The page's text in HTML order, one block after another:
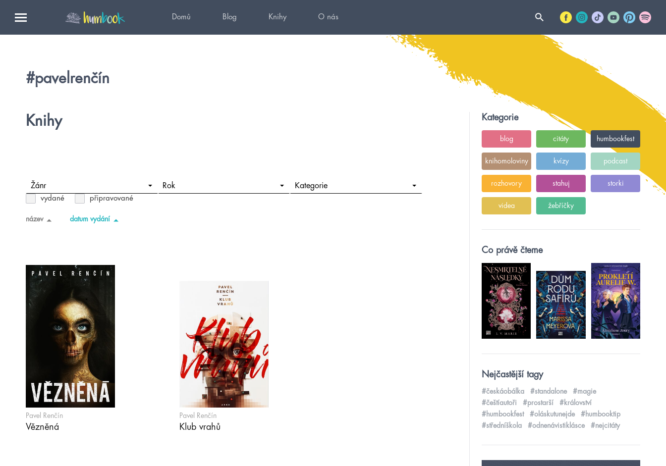
Domů Blog Knihy O nás
#pavelrenčín
Knihy
Žánr Rok Kategorie
vydané připravované
název datum vydání
Pavel Renčín
Vězněná
Pavel Renčín
Klub vrahů
Kategorie
blog citáty humbookfest
knihomoloviny kvízy podcast
rozhovory stahuj storki
videa žebříčky
Co právě čteme
Nejčastější tagy
#českáobálka #standalone
#magie
#češtíautoři
#prostarší
#království
#humbookfest
#oláskutunejde
#humbooktip
#středníškola
#odnenávistiklásce #nejcitáty